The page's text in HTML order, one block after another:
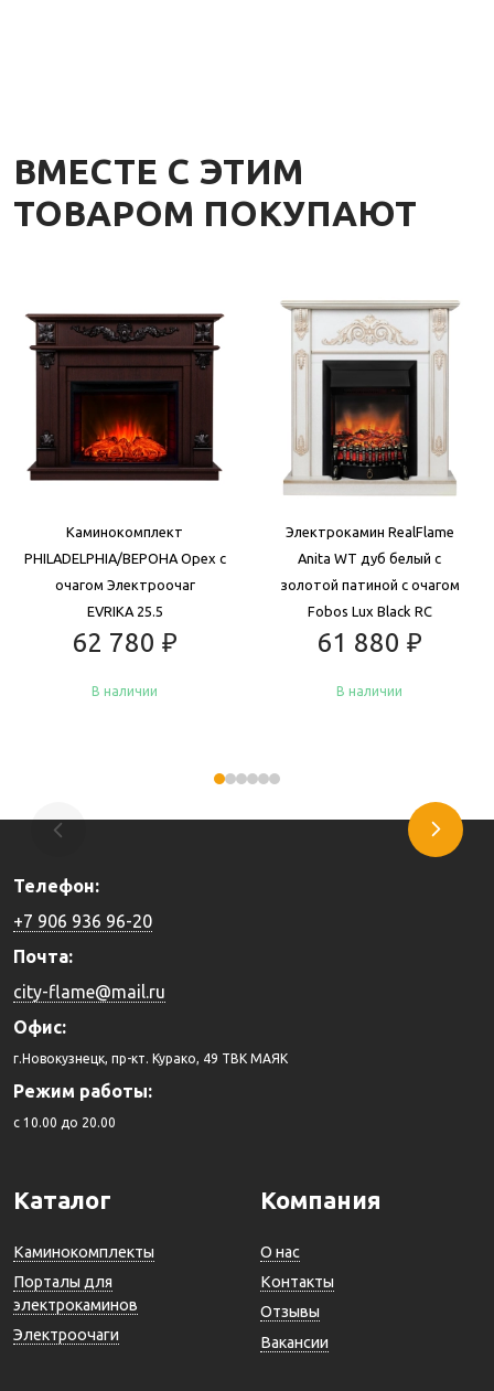
ВМЕСТЕ С ЭТИМ
ТОВАРОМ ПОКУПАЮТ
Каминокомплект
PHILADELPHIA/ВЕРОНА Орех с
очагом Электроочаг
EVRIKA 25.5
62 780 ₽
В наличии
Электрокамин RealFlame
Anita WT дуб белый с
золотой патиной с очагом
Fobos Lux Black RC
61 880 ₽
В наличии
Телефон:
+7 906 936 96-20
Почта:
city-flame@mail.ru
Офис:
г.Новокузнецк, пр-кт. Курако, 49 ТВК МАЯК
Режим работы:
c 10.00 до 20.00
Каталог
Каминокомплекты
Порталы для
электрокаминов
Электроочаги
Компания
О нас
Контакты
Отзывы
Вакансии